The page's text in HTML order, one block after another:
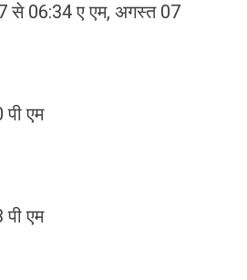
से 06:34 ए एम, अगस्त 07
एम
एम